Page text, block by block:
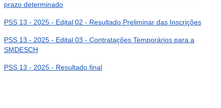
prazo determinado
PSS 13 - 2025 - Edital 02 - Resultado Preliminar das Inscrições
PSS 13 - 2025 - Edital 03 - Contratações Temporários para a
SMDESCH
PSS 13 - 2025 - Resultado final